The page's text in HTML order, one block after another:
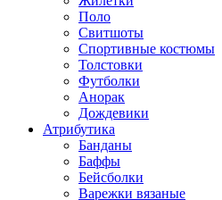
Поло
Свитшоты
Спортивные костюмы
Толстовки
Футболки
Анорак
Дождевики
Атрибутика
Банданы
Баффы
Бейсболки
Варежки вязаные